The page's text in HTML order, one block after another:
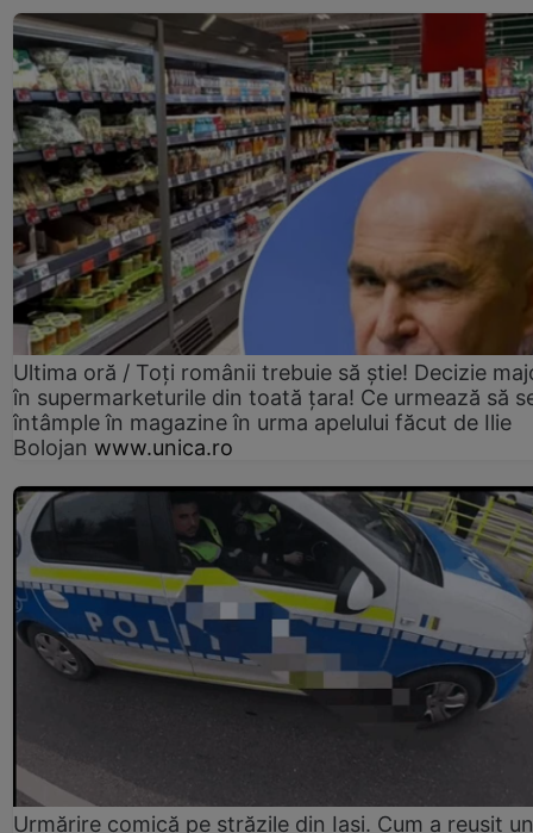
Ultima oră / Toți românii trebuie să știe! Decizie
în supermarketurile din toată țara! Ce urmează să
întâmple în magazine în urma apelului făcut de Ilie
Bolojan www.unica.ro
Urmărire comică pe străzile din Iași. Cum a reușit un